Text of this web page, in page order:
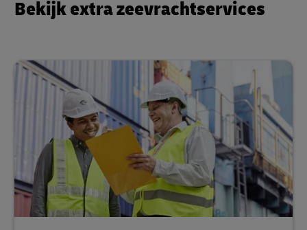
Bekijk extra zeevrachtservices